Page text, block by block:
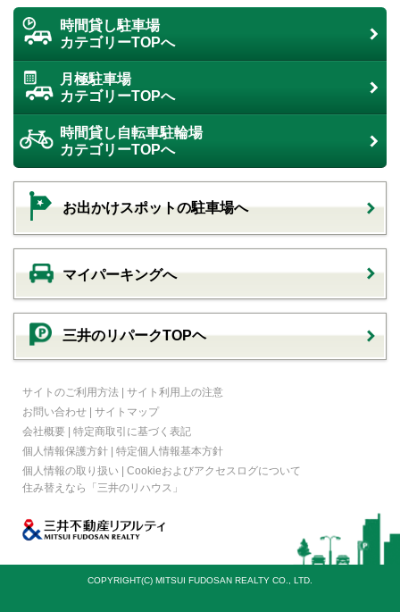
時間貸し駐車場
カテゴリーTOPへ
月極駐車場
カテゴリーTOPへ
時間貸し自転車駐輪場
カテゴリーTOPへ
お出かけスポットの駐車場へ
マイパーキングへ
三井のリパークTOPヘ
サイトのご利用方法 | サイト利用上の注意
お問い合わせ | サイトマップ
会社概要 | 特定商取引に基づく表記
個人情報保護方針 | 特定個人情報基本方針
個人情報の取り扱い | Cookieおよびアクセスログについて
住み替えなら
「三井のリハウス」
COPYRIGHT(C) MITSUI FUDOSAN REALTY CO., LTD.